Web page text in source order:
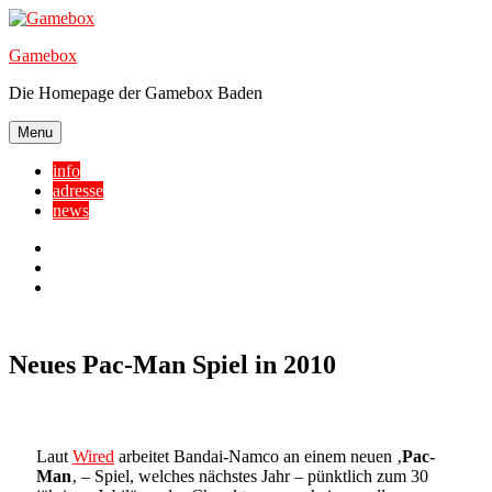
Skip
content
Gamebox
Die Homepage der Gamebox Baden
Menu
info
adresse
news
Neues Pac-Man Spiel in 2010
Laut Wired arbeitet Bandai-Namco an einem neuen ‚Pac-
Man‚ – Spiel, welches nächstes Jahr – pünktlich zum 30